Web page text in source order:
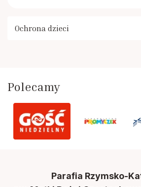
Ochrona dzieci
Polecamy
Parafia Rzymsko-